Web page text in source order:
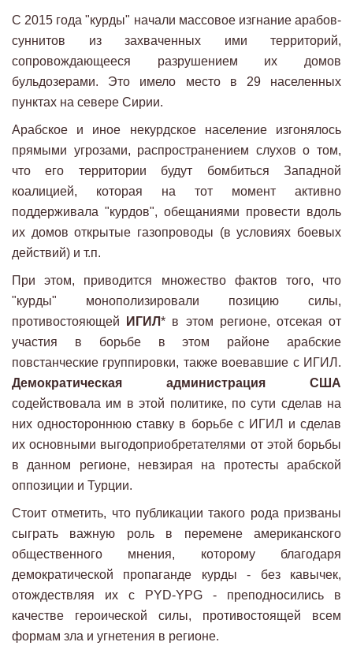
С 2015 года "курды" начали массовое изгнание арабов-
суннитов из захваченных ими территорий,
сопровождающееся разрушением их домов
бульдозерами. Это имело место в 29 населенных
пунктах на севере Сирии.
Арабское и иное некурдское население изгонялось
прямыми угрозами, распространением слухов о том,
что его территории будут бомбиться Западной
коалицией, которая на тот момент активно
поддерживала "курдов", обещаниями провести вдоль
их домов открытые газопроводы (в условиях боевых
действий) и т.п.
При этом, приводится множество фактов того, что
"курды" монополизировали позицию силы,
противостояющей
ИГИЛ* в этом регионе, отсекая от
участия в борьбе в этом районе арабские
повстанческие группировки, также воевавшие с ИГИЛ.
Демократическая администрация США
содействовала им в этой политике, по сути сделав на
них одностороннюю ставку в борьбе с ИГИЛ и сделав
их основными выгодоприобретателями от этой борьбы
в данном регионе, невзирая на протесты арабской
оппозиции и Турции.
Стоит отметить, что публикации такого рода призваны
сыграть важную роль в перемене американского
общественного мнения, которому благодаря
демократической пропаганде курды - без кавычек,
отождествляя их с PYD-YPG - преподносились в
качестве героической силы, противостоящей всем
формам зла и угнетения в регионе.